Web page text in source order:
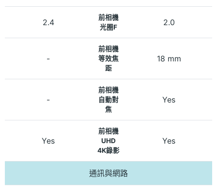
2.4
前相機
光圈F
2.0
-
前相機
等效焦
距
18 mm
-
前相機
自動對
焦
Yes
Yes
前相機
UHD
4K錄影
Yes
通訊與網路